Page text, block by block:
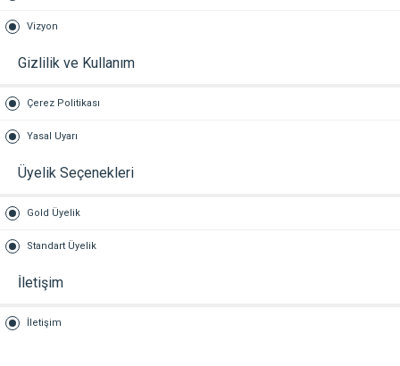
Vizyon
Gizlilik ve Kullanım
Çerez Politikası
Yasal Uyarı
Üyelik Seçenekleri
Gold Üyelik
Standart Üyelik
İletişim
İletişim